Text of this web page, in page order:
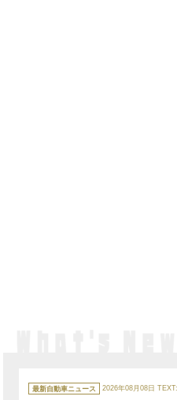
テ
ゴ
最新自動車ニュース 2026年08月08日 TEXT: